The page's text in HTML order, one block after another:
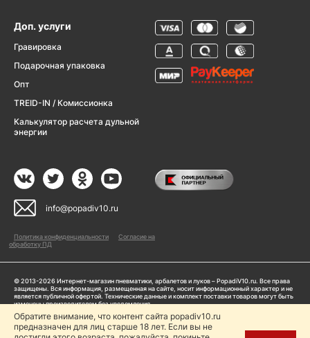
Доп. услуги
Гравировка
Подарочная упаковка
Опт
TREID-IN / Комиссионка
Калькулятор расчета дульной
энергии
info@popadiv10.ru
Политика конфиденциальности
Согласие на
обработку ПД
© 2013-2026 Интернет-магазин пневматики, арбалетов и луков – PopadiV10.ru. Все права
защищены. Вся информация, размещенная на сайте, носит информационный характер и не
является публичной офертой. Технические данные и комплект поставки товаров могут быть
изменены производителем без уведомления
Пользуясь сайтом Popadiv10.ru, пользователь автоматически соглашается с условиями,
прописанными в
Политике конфиденциальности
Обратите внимание, что контент сайта popadiv10.ru
предназначен для лиц старше 18 лет. Если вы не